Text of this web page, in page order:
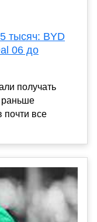
тысяч: BYD
06 до
получать
раньше
все